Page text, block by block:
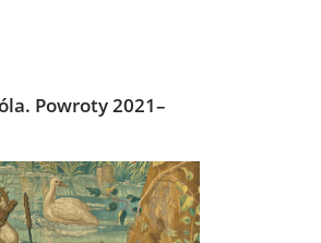
Powroty 2021–